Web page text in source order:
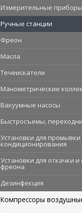
Измерительные приборы
Ручные станции
Фреон
Масла
Течеискатели
Манометрические
Вакуумные насосы
Быстросъемы,
Установки для промывки
кондиционирования
Установки для откачки и
фреона
Дезинфекция
Компрессоры